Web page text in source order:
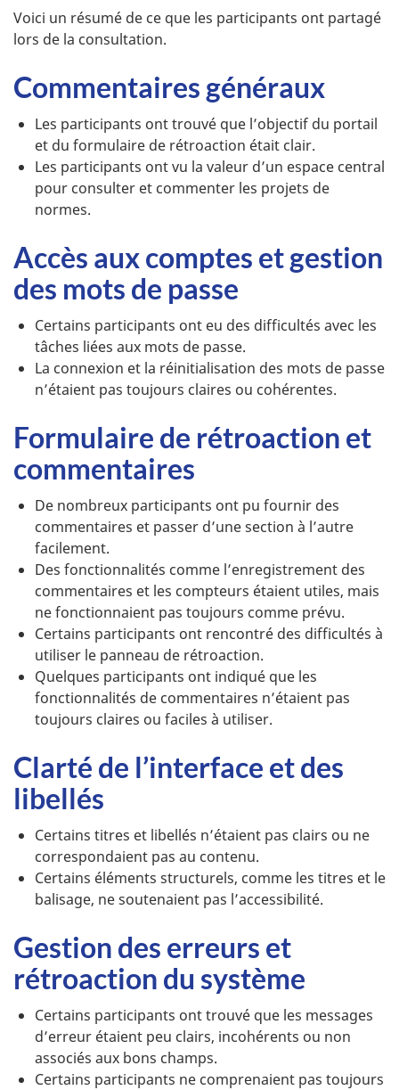
Voici un résumé de ce que les participants ont partagé
lors de la consultation.
Commentaires généraux
Les participants ont trouvé que l’objectif du portail
et du formulaire de rétroaction était clair.
Les participants ont vu la valeur d’un espace central
pour consulter et commenter les projets de
normes.
Accès aux comptes et gestion
des mots de passe
Certains participants ont eu des difficultés avec les
tâches liées aux mots de passe.
La connexion et la réinitialisation des mots de passe
n’étaient pas toujours claires ou cohérentes.
Formulaire de rétroaction et
commentaires
De nombreux participants ont pu fournir des
commentaires et passer d’une section à l’autre
facilement.
Des fonctionnalités comme l’enregistrement des
commentaires et les compteurs étaient utiles, mais
ne fonctionnaient pas toujours comme prévu.
Certains participants ont rencontré des difficultés à
utiliser le panneau de rétroaction.
Quelques participants ont indiqué que les
fonctionnalités de commentaires n’étaient pas
toujours claires ou faciles à utiliser.
Clarté de l’interface et des
libellés
Certains titres et libellés n’étaient pas clairs ou ne
correspondaient pas au contenu.
Certains éléments structurels, comme les titres et le
balisage, ne soutenaient pas l’accessibilité.
Gestion des erreurs et
rétroaction du système
Certains participants ont trouvé que les messages
d’erreur étaient peu clairs, incohérents ou non
associés aux bons champs.
Certains participants ne comprenaient pas toujours